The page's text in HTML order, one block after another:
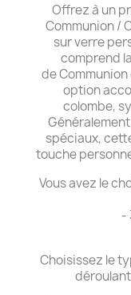
Offrez à un
Communion /
sur verre
comprend
de
option
colombe,
spéciaux,
touche
Vous avez le
-
Choisissez le